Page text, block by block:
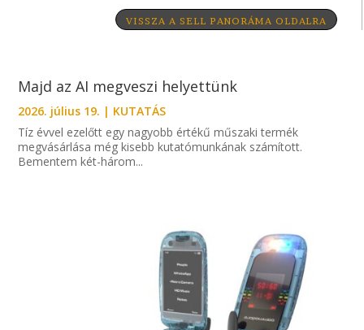
VISSZA A SELL PANORÁMA OLDALRA
Majd az AI megveszi helyettünk
2026. július 19. | KUTATÁS
Tíz évvel ezelőtt egy nagyobb értékű műszaki termék
megvásárlása még kisebb kutatómunkának számított.
Bementem két-három...